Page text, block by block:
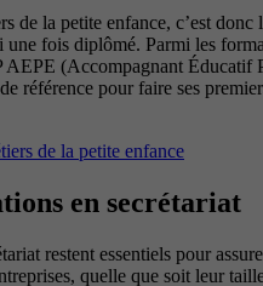
de la petite enfance, c’est donc
une fois diplômé. Parmi les
AEPE (Accompagnant Éducatif
référence pour faire ses
de la petite enfance
en secrétariat
restent essentiels pour
quelle que soit leur